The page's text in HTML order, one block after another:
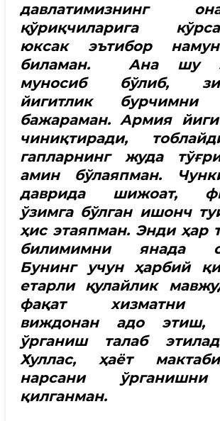
давлатимизнинг
қўриқчиларига
юксак эътибор
биламан. Ана шу
муносиб бўлиб,
йигитлик бурчимни
бажараман. Армия
чиниқтиради,
гапларнинг жуда
амин бўлаяпман.
даврида шижоат,
ўзимга бўлган ишонч
ҳис этаяпман. Энди ҳар
билимимни янада
Бунинг учун ҳарбий
етарли қулайлик
фақат хизматни
виждонан адо
ўрганиш талаб
Хуллас, ҳаёт
нарсани
қилганман.